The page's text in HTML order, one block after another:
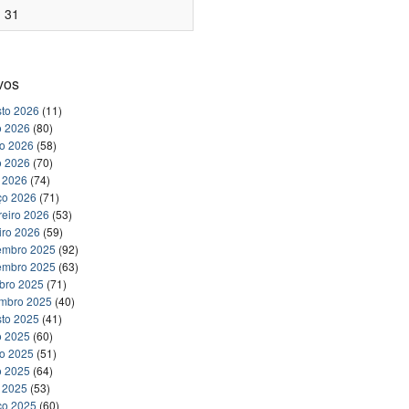
31
2026 (11)
2026 (80)
2026 (58)
2026 (70)
(74)
2026 (71)
2026 (53)
2026 (59)
2025 (92)
2025 (63)
2025 (71)
2025 (40)
2025 (41)
2025 (60)
2025 (51)
2025 (64)
(53)
2025 (60)